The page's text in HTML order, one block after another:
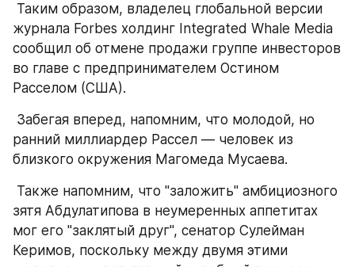
журнала Forbes холдинг Integrated Whale Media
сообщил об отмене продажи группе инвесторов
во главе с предпринимателем Остином
Расселом (США).
ранний миллиардер Рассел — человек из
близкого окружения Магомеда Мусаева.
зятя Абдулатипова в неумеренных аппетитах
мог его "заклятый друг", сенатор Сулейман
Керимов, поскольку между двумя этими